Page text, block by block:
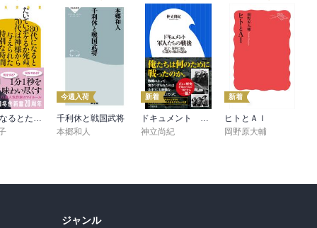
80代になるとたいていボケるか死ぬ。70代は神様から与えられた特別な時間
今週入荷
千利休と戦国武将
本郷和人
新着
ドキュメント 軍人たちの戦後 ～証言・資料で辿る生還者の数奇な運命～（小学館新書）
神立尚紀
新着
ヒトとＡＩ
岡野原大輔
ジャンル